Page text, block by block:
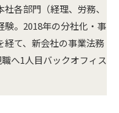
各部門（経理、労務、
。2018年の分社化・事
て、新会社の事業法務
へ1人目バックオフィス